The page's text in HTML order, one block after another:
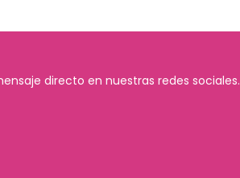
directo en nuestras redes sociales.